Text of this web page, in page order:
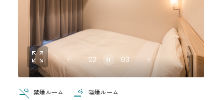
禁煙ルーム 喫煙ルーム
02 03